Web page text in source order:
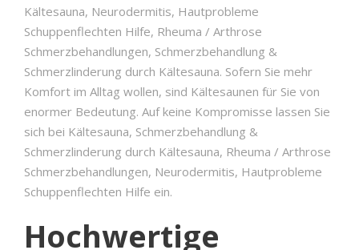
Kältesauna, Neurodermitis, Hautprobleme
Schuppenflechten Hilfe, Rheuma / Arthrose
Schmerzbehandlungen, Schmerzbehandlung &
Schmerzlinderung durch Kältesauna. Sofern Sie mehr
Komfort im Alltag wollen, sind Kältesaunen für Sie von
enormer Bedeutung. Auf keine Kompromisse lassen Sie
sich bei Kältesauna, Schmerzbehandlung &
Schmerzlinderung durch Kältesauna, Rheuma / Arthrose
Schmerzbehandlungen, Neurodermitis, Hautprobleme
Schuppenflechten Hilfe ein.
Hochwertige